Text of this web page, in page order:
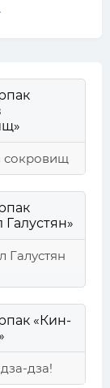
сокровищ
Галустян
дза!